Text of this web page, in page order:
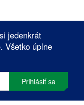
jedenkrát
Všetko úplne
Prihlásiť sa